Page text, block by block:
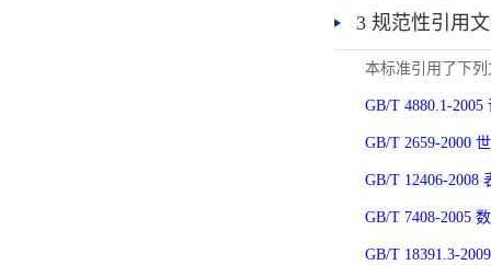
3 规范性引用
本标准引用了下
GB/T 4880.1-
GB/T 2659-2000
GB/T 12406-2008
GB/T 7408-2005
GB/T 18391.3-